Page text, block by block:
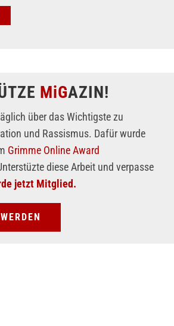
MiGAZIN!
über das Wichtigste zu
und Rassismus. Dafür wurde
Grimme Online Award
diese Arbeit und verpasse
jetzt Mitglied.